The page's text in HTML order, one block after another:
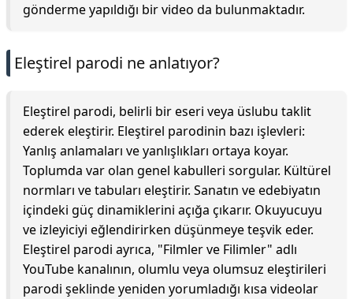
gönderme yapıldığı bir video da bulunmaktadır.
Eleştirel parodi ne anlatıyor?
Eleştirel parodi, belirli bir eseri veya üslubu taklit
ederek eleştirir. Eleştirel parodinin bazı işlevleri:
Yanlış anlamaları ve yanlışlıkları ortaya koyar.
Toplumda var olan genel kabulleri sorgular. Kültürel
normları ve tabuları eleştirir. Sanatın ve edebiyatın
içindeki güç dinamiklerini açığa çıkarır. Okuyucuyu
ve izleyiciyi eğlendirirken düşünmeye teşvik eder.
Eleştirel parodi ayrıca, "Filmler ve Filimler" adlı
YouTube kanalının, olumlu veya olumsuz eleştirileri
parodi şeklinde yeniden yorumladığı kısa videolar